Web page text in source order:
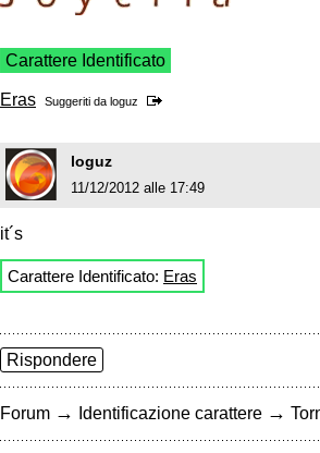
Carattere Identificato
Eras Suggeriti da loguz
loguz
11/12/2012 alle 17:49
it´s
Carattere Identificato: Eras
Rispondere
Forum → Identificazione carattere →